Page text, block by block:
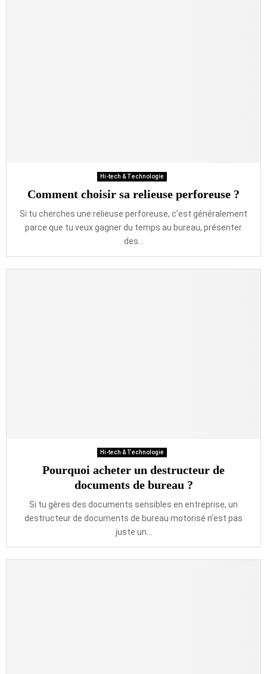
Hi-tech & Technologie
Comment choisir sa relieuse perforeuse ?
Si tu cherches une relieuse perforeuse, c’est généralement
parce que tu veux gagner du temps au bureau, présenter
des...
Hi-tech & Technologie
Pourquoi acheter un destructeur de
documents de bureau ?
Si tu gères des documents sensibles en entreprise, un
destructeur de documents de bureau motorisé n’est pas
juste un...